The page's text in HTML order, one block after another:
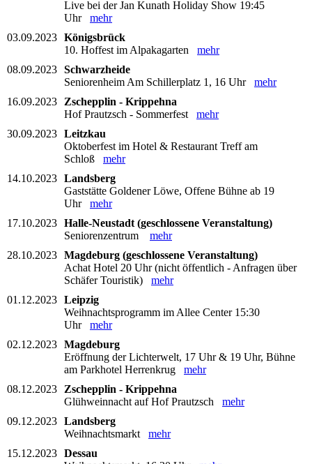
Live bei der Jan Kunath Holiday Show 19:45
Uhr mehr
03.09.2023 Königsbrück
10. Hoffest im Alpakagarten mehr
08.09.2023 Schwarzheide
Seniorenheim Am Schillerplatz 1, 16 Uhr mehr
16.09.2023
Zschepplin - Krippehna
Hof Prautzsch - Sommerfest mehr
30.09.2023 Leitzkau
Oktoberfest im Hotel & Restaurant Treff am
Schloß mehr
14.10.2023 Landsberg
Gaststätte Goldener Löwe, Offene Bühne ab 19
Uhr mehr
17.10.2023 Halle-Neustadt (geschlossene Veranstaltung)
Seniorenzentrum mehr
28.10.2023 Magdeburg (geschlossene Veranstaltung)
Achat Hotel 20 Uhr (nicht öffentlich - Anfragen über
Schäfer Touristik) mehr
01.12.2023 Leipzig
Weihnachtsprogramm im Allee Center 15:30
Uhr mehr
02.12.2023 Magdeburg
Eröffnung der Lichterwelt, 17 Uhr & 19 Uhr, Bühne
am Parkhotel Herrenkrug mehr
08.12.2023
Zschepplin - Krippehna
Glühweinnacht auf Hof Prautzsch mehr
09.12.2023 Landsberg
Weihnachtsmarkt mehr
15.12.2023 Dessau